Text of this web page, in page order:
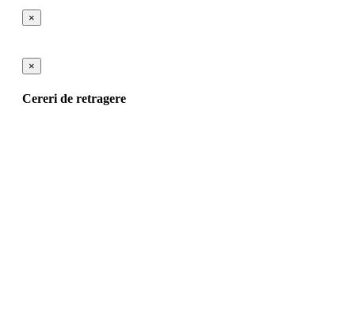
×
×
Cereri de retragere